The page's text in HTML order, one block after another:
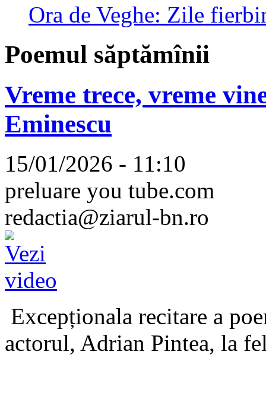
Ora de Veghe: Zile
Poemul săptămînii
Vreme trece, vreme
Eminescu
15/01/2026 - 11:10
preluare you tube.com
redactia@ziarul-bn.ro
Excepționala recitare a
actorul, Adrian Pintea, la